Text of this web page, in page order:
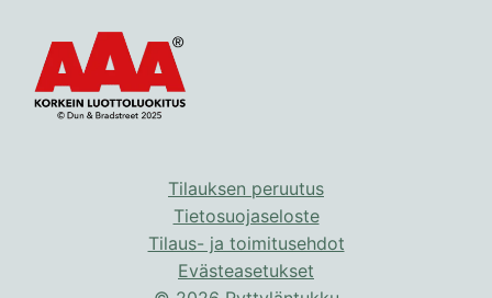
sivulla.
Tilauksen peruutus
Tietosuojaseloste
Tilaus- ja toimitusehdot
Evästeasetukset